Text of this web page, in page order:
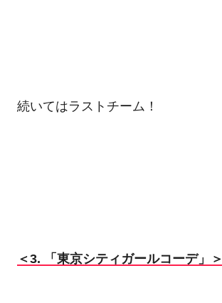
続いてはラストチーム！
＜3. 「東京シティガールコーデ」＞